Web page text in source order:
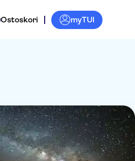
Ostoskori myTUI